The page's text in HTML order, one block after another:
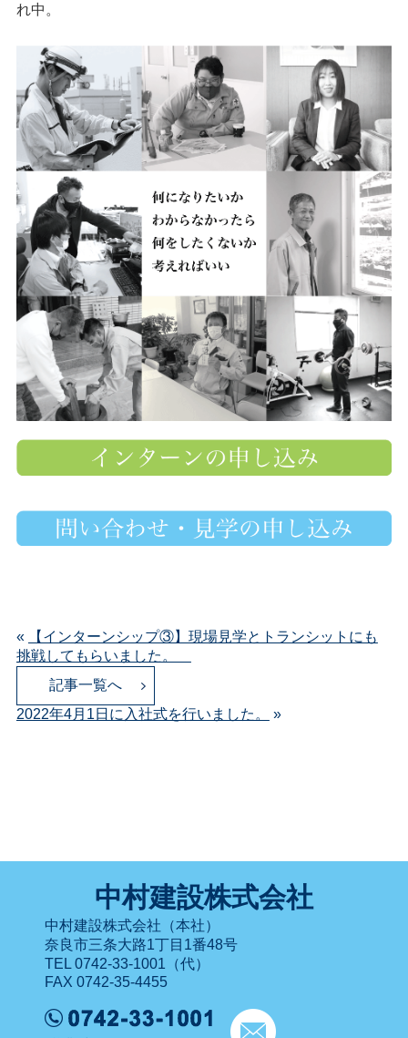
れ中。
«
【インターンシップ③】現場見学とトランシットにも
挑戦してもらいました。
記事一覧へ
2022年4月1日に入社式を行いました。
»
中村建設株式会社
中村建設株式会社（本社）
奈良市三条大路1丁目1番48号
TEL 0742-33-1001（代）
FAX 0742-35-4455